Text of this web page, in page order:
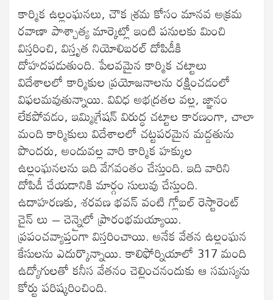
కార్మిక ఉల్లంఘనలు, చౌక శ్రమ కోసం మానవ అక్రమ
రవాణా పాశ్చాత్య మార్కెట్లో ఇంటి పనులకు మించి
విస్తరించి, విస్తృత నియోలిబరల్ దోపిడీకి
దోహదపడుతుంది. పేలవమైన కార్మిక చట్టాలు
విదేశాలలో కార్మికుల ప్రయోజనాలను రక్షించడంలో
విఫలమవుతున్నాయి. వివిధ అభద్రతల వల్ల, జ్ఞానం
లేకపోవడం, ఇమ్మిగ్రేషన్ విరుద్ధ చట్టాల కారణంగా, చాలా
మంది కార్మికులు విదేశాలలో చట్టపరమైన మద్దతును
పొందరు, అందువల్ల వారి కార్మిక హక్కుల
ఉల్లంఘనలను ఇది వేగవంతం చేస్తుంది. ఇది వారిని
దోపిడీ చేయడానికి మార్గం సులువు చేస్తుంది.
ఉదాహరణకు, శరవణ భవన్ వంటి గ్లోబల్ రెస్టారెంట్
చైన్ లు – చెన్నైలో ప్రారంభమయ్యాయి.
ప్రపంచవ్యాప్తంగా విస్తరించాయి. అనేక వేతన ఉల్లంఘన
కేసులను ఎదుర్కొన్నాయి. కాలిఫోర్నియాలో 317 మంది
ఉద్యోగులతో కనీస వేతనం చెల్లించనందుకు ఆ సమస్యను
కోర్టు పరిష్కరించింది.